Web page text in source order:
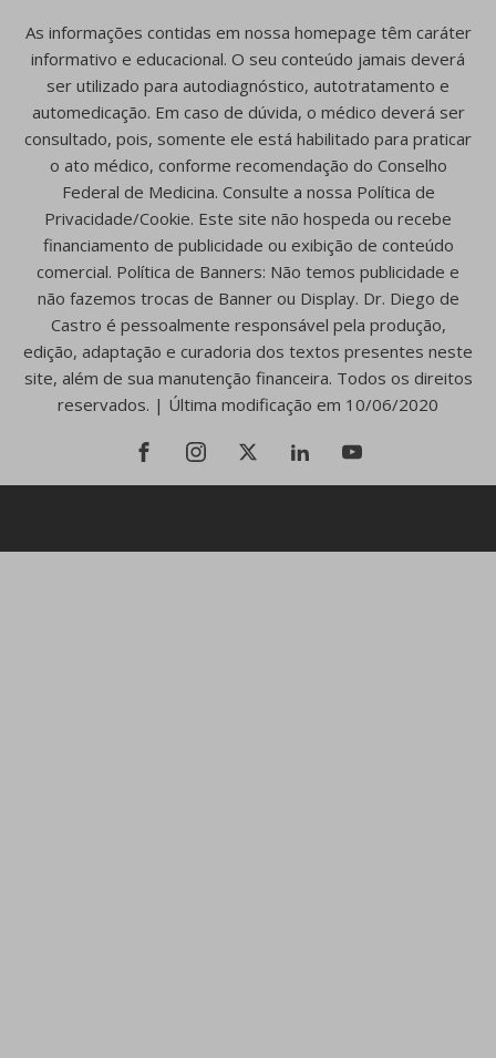
As informações contidas em nossa homepage têm caráter
informativo e educacional. O seu conteúdo jamais deverá
ser utilizado para autodiagnóstico, autotratamento e
automedicação. Em caso de dúvida, o médico deverá ser
consultado, pois, somente ele está habilitado para praticar
o ato médico, conforme recomendação do Conselho
Federal de Medicina. Consulte a nossa Política de
Privacidade/Cookie. Este site não hospeda ou recebe
financiamento de publicidade ou exibição de conteúdo
comercial. Política de Banners: Não temos publicidade e
não fazemos trocas de Banner ou Display. Dr. Diego de
Castro é pessoalmente responsável pela produção,
edição, adaptação e curadoria dos textos presentes neste
site, além de sua manutenção financeira. Todos os direitos
reservados. | Última modificação em 10/06/2020